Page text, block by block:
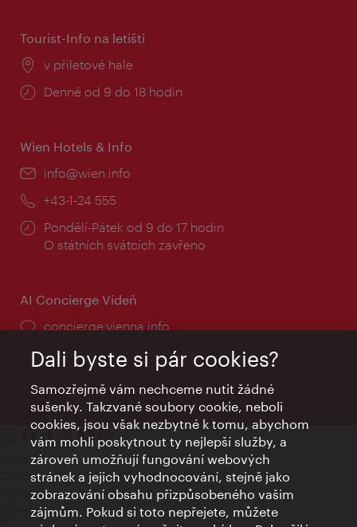
Tourist-Info na letišti
Místo:
v příletové hale
Provozní
Denně od 9 do 18 hodin
Wien Hotels & Info
E-
info@wien.info
Telefon:
+43-1-24 555
Provozní
doba:
Pondělí-Pátek od 9 do 17 hodin
O státních svátcích zavřeno
AI Concierge Vídeň
concierge.vienna.info
Informace 24 hodin denně
Kontakty
Credits
Prohlášení o ochraně osobních údajů
Terms of Use
Dali byste si pár cookies?
Samozřejmě vám nechceme nutit žádné
sušenky. Takzvané soubory cookie, neboli
cookies, jsou však nezbytné k tomu, abychom
vám mohli poskytnout ty nejlepší služby, a
zároveň umožňují fungování webových
stránek a jejich vyhodnocování, stejně jako
zobrazování obsahu přizpůsobeného vašim
zájmům. Pokud si toto nepřejete, můžete